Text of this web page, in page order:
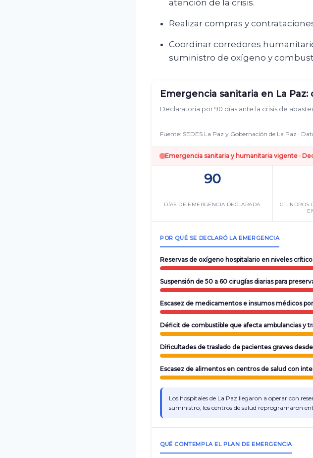
atención de la crisis.
Realizar compras y
Coordinar corredores
suministro de oxígeno y
Emergencia sanitaria en La
Declaratoria por 90 días ante la crisis de
Fuente: SEDES La Paz y Gobernación de La Paz ·
Emergencia sanitaria y humanitaria vigente ·
90
DÍAS DE EMERGENCIA DECLARADA
CILINDROS
POR QUÉ SE DECLARÓ LA EMERGENCIA
Reservas de oxígeno hospitalario en niveles
Suspensión de 50 a 60 cirugías diarias para
Escasez de medicamentos e insumos médicos
Déficit de combustible que afecta ambulancias y
Dificultades de traslado de pacientes graves
Escasez de alimentos en centros de salud con
Los hospitales de La Paz llegaron a operar con
suministro, los centros de salud reprogramaron
QUÉ CONTEMPLA EL PLAN DE EMERGENCIA